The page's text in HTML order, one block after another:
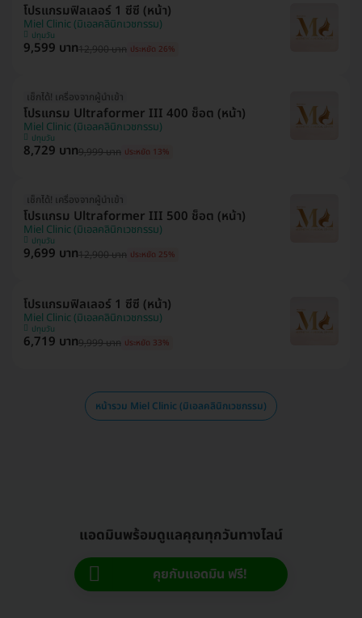
โปรแกรมฟิลเลอร์ 1 ซีซี (หน้า)
Miel Clinic (มิเอลคลินิกเวชกรรม)
ปทุมวัน
9,599 บาท12,900 บาท ประหยัด 26%
เช็กได้! เครื่องจากผู้นำเข้า
โปรแกรม Ultraformer III 400 ช็อต (หน้า)
Miel Clinic (มิเอลคลินิกเวชกรรม)
ปทุมวัน
8,729 บาท9,999 บาท ประหยัด 13%
เช็กได้! เครื่องจากผู้นำเข้า
โปรแกรม Ultraformer III 500 ช็อต (หน้า)
Miel Clinic (มิเอลคลินิกเวชกรรม)
ปทุมวัน
9,699 บาท12,900 บาท ประหยัด 25%
โปรแกรมฟิลเลอร์ 1 ซีซี (หน้า)
Miel Clinic (มิเอลคลินิกเวชกรรม)
ปทุมวัน
6,719 บาท9,999 บาท ประหยัด 33%
หน้ารวม Miel Clinic (มิเอลคลินิกเวชกรรม)
แอดมินพร้อมดูแลคุณทุกวันทางไลน์
คุยกับแอดมิน ฟรี!